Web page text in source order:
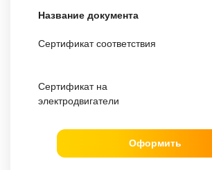
Название документа
Сертификат соответствия
Сертификат на
электродвигатели
Оформить